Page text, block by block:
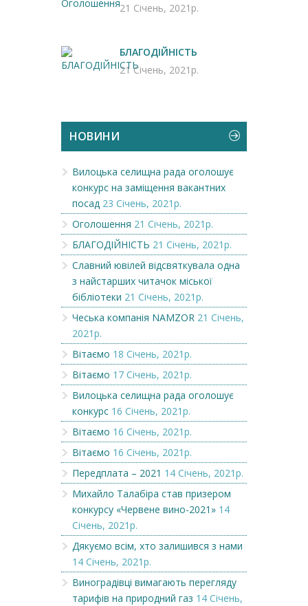
21 Січень, 2021р.
БЛАГОДІЙНІСТЬ
21 Січень, 2021р.
НОВИНИ
Вилоцька селищна рада оголошує
конкурс на заміщення вакантних
посад 23 Січень, 2021р.
Оголошення 21 Січень, 2021р.
БЛАГОДІЙНІСТЬ 21 Січень, 2021р.
Славний ювілей відсвяткувала одна
з найстарших читачок міської
бібліотеки 21 Січень, 2021р.
Чеська компанія NAMZOR 21 Січень,
2021р.
Вітаємо 18 Січень, 2021р.
Вітаємо 17 Січень, 2021р.
Вилоцька селищна рада оголошує
конкурс 16 Січень, 2021р.
Вітаємо 16 Січень, 2021р.
Вітаємо 16 Січень, 2021р.
Передплата – 2021 14 Січень, 2021р.
Михайло Талабіра став призером
конкурсу «Червене вино-2021» 14
Січень, 2021р.
Дякуємо всім, хто залишився з нами
14 Січень, 2021р.
Виноградівці вимагають перегляду
тарифів на природний газ 14 Січень,